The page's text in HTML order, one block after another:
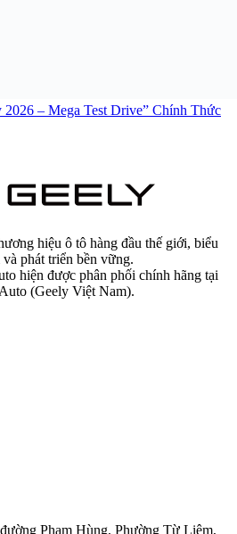
– Mega Test Drive” Chính Thức
hiệu ô tô hàng đầu thế giới, biểu
phát triển bền vững.
hiện được phân phối chính hãng tại
(Geely Việt Nam).
Phạm Hùng, Phường Từ Liêm,